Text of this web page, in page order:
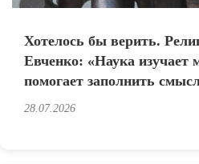
Хотелось бы верить.
Евченко: «Наука изучает
помогает заполнить
28.07.2026